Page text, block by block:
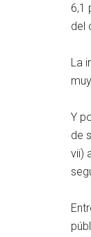
6,1
del
La
Y
de
vii)